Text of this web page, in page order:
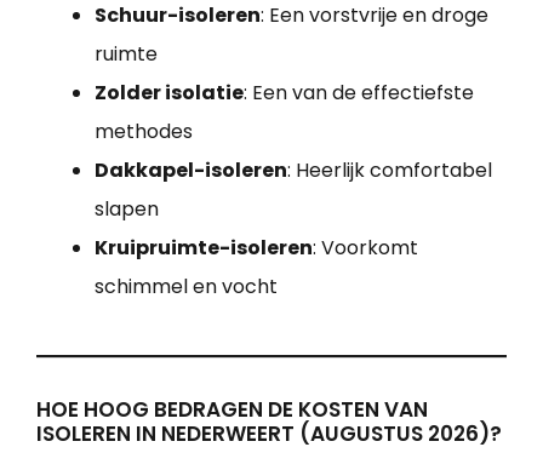
Schuur-isoleren: Een vorstvrije en droge
ruimte
Zolder isolatie: Een van de effectiefste
methodes
Dakkapel-isoleren: Heerlijk comfortabel
slapen
Kruipruimte-isoleren: Voorkomt
schimmel en vocht
HOE HOOG BEDRAGEN DE KOSTEN VAN
ISOLEREN IN NEDERWEERT (AUGUSTUS 2026)?